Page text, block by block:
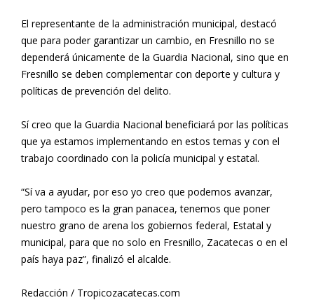
El representante de la administración municipal, destacó
que para poder garantizar un cambio, en Fresnillo no se
dependerá únicamente de la Guardia Nacional, sino que en
Fresnillo se deben complementar con deporte y cultura y
políticas de prevención del delito.
Sí creo que la Guardia Nacional beneficiará por las políticas
que ya estamos implementando en estos temas y con el
trabajo coordinado con la policía municipal y estatal.
“Sí va a ayudar, por eso yo creo que podemos avanzar,
pero tampoco es la gran panacea, tenemos que poner
nuestro grano de arena los gobiernos federal, Estatal y
municipal, para que no solo en Fresnillo, Zacatecas o en el
país haya paz”, finalizó el alcalde.
Redacción / Tropicozacatecas.com